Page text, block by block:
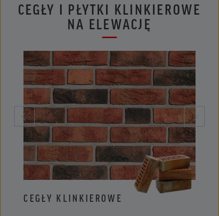
CEGŁY I PŁYTKI KLINKIEROWE
NA ELEWACJĘ
CEGŁY KLINKIEROWE